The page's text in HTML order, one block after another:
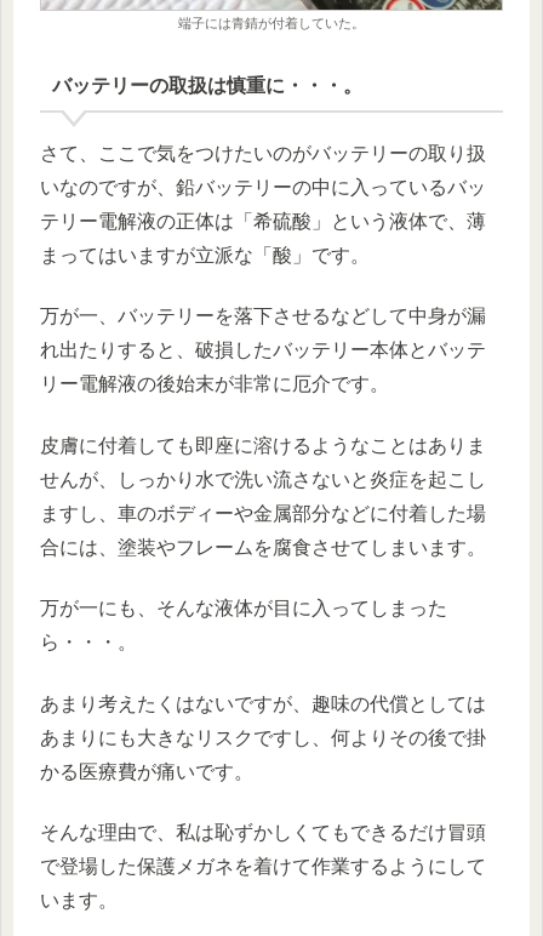
端子には青錆が付着していた。
バッテリーの取扱は慎重に・・・。
さて、ここで気をつけたいのがバッテリーの取り扱
いなのですが、鉛バッテリーの中に入っているバッ
テリー電解液の正体は「希硫酸」という液体で、薄
まってはいますが立派な「酸」です。
万が一、バッテリーを落下させるなどして中身が漏
れ出たりすると、破損したバッテリー本体とバッテ
リー電解液の後始末が非常に厄介です。
皮膚に付着しても即座に溶けるようなことはありま
せんが、しっかり水で洗い流さないと炎症を起こし
ますし、車のボディーや金属部分などに付着した場
合には、塗装やフレームを腐食させてしまいます。
万が一にも、そんな液体が目に入ってしまった
ら・・・。
あまり考えたくはないですが、趣味の代償としては
あまりにも大きなリスクですし、何よりその後で掛
かる医療費が痛いです。
そんな理由で、私は恥ずかしくてもできるだけ冒頭
で登場した保護メガネを着けて作業するようにして
います。